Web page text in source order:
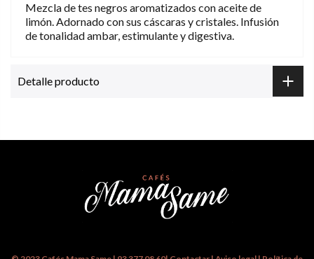
Mezcla de tes negros aromatizados con aceite de
limón. Adornado con sus cáscaras y cristales. Infusión
de tonalidad ambar, estimulante y digestiva.
Detalle producto